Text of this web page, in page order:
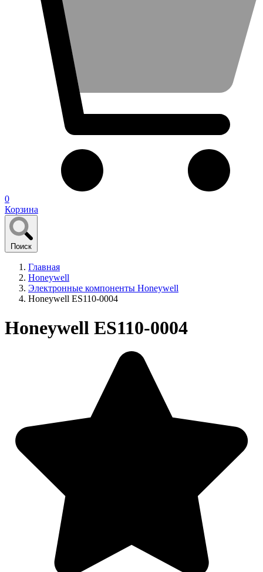
0
Корзина
Поиск
Главная
Honeywell
Электронные компоненты Honeywell
Honeywell ES110-0004
Honeywell ES110-0004